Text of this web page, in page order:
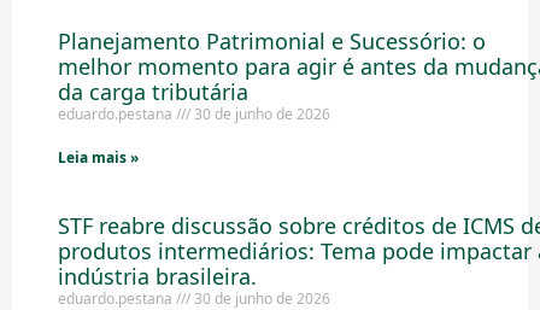
Planejamento Patrimonial e Sucessório: o
melhor momento para agir é antes da
da carga tributária
eduardo.pestana 30 de junho de 2026
Leia mais »
STF reabre discussão sobre créditos de ICMS
produtos intermediários: Tema pode impactar
indústria brasileira.
eduardo.pestana 30 de junho de 2026